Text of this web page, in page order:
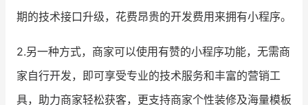
期的技术接口升级，花费昂贵的开发费用来拥有小程序。
2.另一种方式，商家可以使用有赞的小程序功能，无需商
家自行开发，即可享受专业的技术服务和丰富的营销工
具，助力商家轻松获客，更支持商家个性装修及海量模板